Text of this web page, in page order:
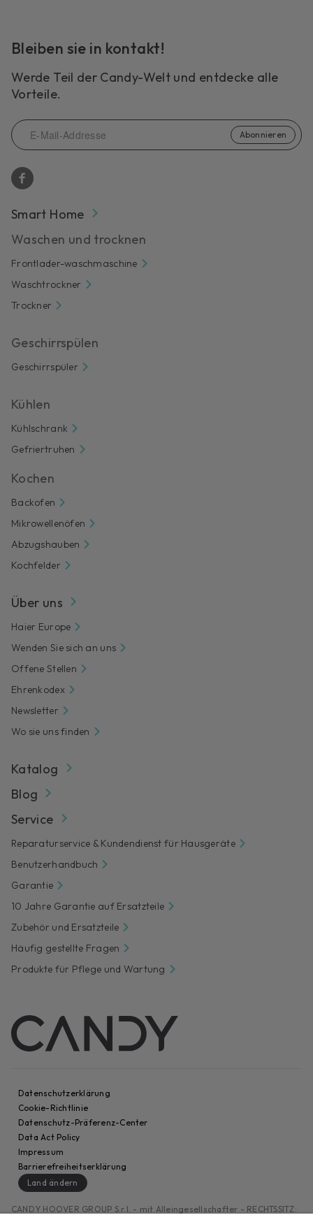
Bleiben sie in kontakt!
Werde Teil der Candy-Welt und entdecke alle
Vorteile.
Abonnieren
Smart Home
Waschen und trocknen
Frontlader-waschmaschine
Waschtrockner
Trockner
Geschirrspülen
Geschirrspüler
Kühlen
Kühlschrank
Gefriertruhen
Kochen
Backofen
Mikrowellenöfen
Abzugshauben
Kochfelder
Über uns
Haier Europe
Wenden Sie sich an uns
Offene Stellen
Ehrenkodex
Newsletter
Wo sie uns finden
Katalog
Blog
Service
Reparaturservice & Kundendienst für Hausgeräte
Benutzerhandbuch
Garantie
10 Jahre Garantie auf Ersatzteile
Zubehör und Ersatzteile
Häufig gestellte Fragen
Produkte für Pflege und Wartung
CANDY HOOVER GROUP S.r.I. - mit Alleingesellschafter - RECHTSSITZ:
Datenschutzerklärung
Cookie-Richtlinie
Datenschutz-Präferenz-Center
Data Act Policy
Impressum
Barrierefreiheitserklärung
Land ändern